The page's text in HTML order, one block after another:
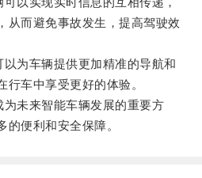
从而避免事故发生，提高驾驶效
为车辆提供更加精准的导航和
车中享受更好的体验。
未来智能车辆发展的重要方
的便利和安全保障。